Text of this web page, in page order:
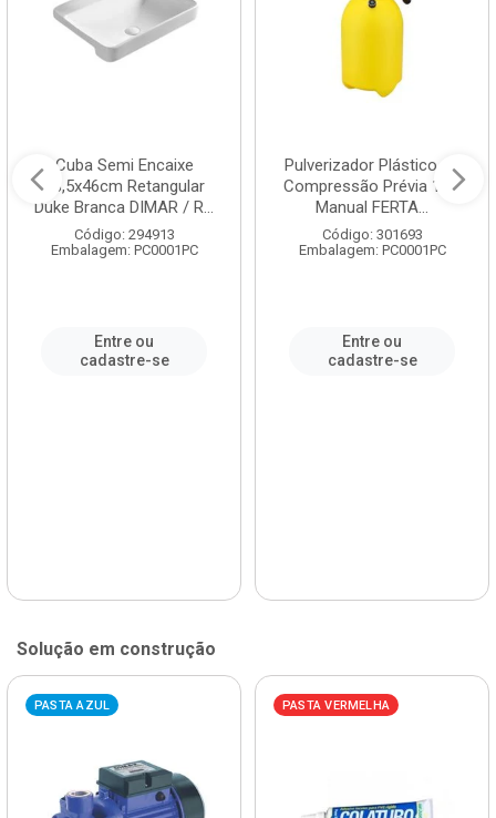
Cuba Semi Encaixe
58,5x46cm Retangular
Duke Branca DIMAR / R...
Código: 294913
Embalagem: PC0001PC
Entre ou
cadastre-se
Pulverizador Plástico de
Compressão Prévia 1,5L
Manual FERTA...
Código: 301693
Embalagem: PC0001PC
Entre ou
cadastre-se
Solução em construção
PASTA AZUL PASTA VERMELHA